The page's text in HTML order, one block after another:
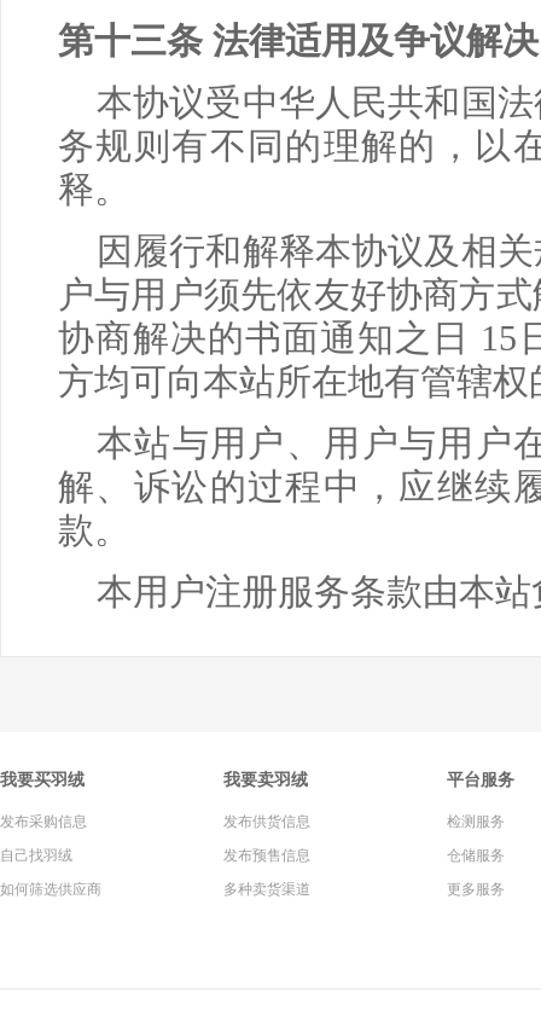
第十三条 法律适用及争议解决
本协议受中华人民共和国
务规则有不同的理解的，以
释。
因履行和解释本协议及相
户与用户须先依友好协商方
协商解决的书面通知之日 15
方均可向本站所在地有管辖
本站与用户、用户与用户
解、诉讼的过程中，应继续
款。
本用户注册服务条款由本
我要买羽绒
发布采购信息
自己找羽绒
如何筛选供应商
我要卖羽绒
发布供货信息
发布预售信息
多种卖货渠道
平台服务
检测服务
仓储服务
更多服务